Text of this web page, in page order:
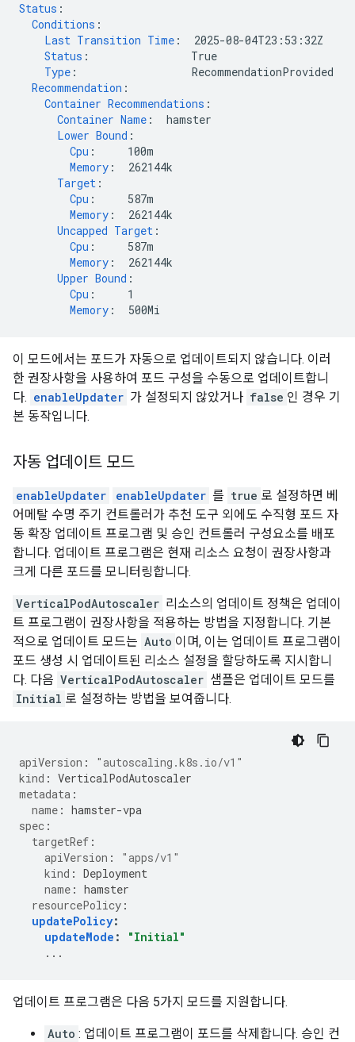
Status :
Conditions :
Last Transition Time :
2025-08-04T23:53:32Z
Status :
True
Type :
RecommendationProvided
Recommendation :
Container Recommendations :
Container Name :
hamster
Lower Bound :
Cpu :
100m
Memory :
262144k
Target :
Cpu :
587m
Memory :
262144k
Uncapped Target :
Cpu :
587m
Memory :
262144k
Upper Bound :
Cpu :
1
Memory : 500Mi
이 모드에서는 포드가 자동으로 업데이트되지 않습니다. 이러
한 권장사항을 사용하여 포드 구성을 수동으로 업데이트합니
다. enableUpdater 가 설정되지 않았거나 false 인 경우 기
본 동작입니다.
자동 업데이트 모드
enableUpdater enableUpdater 를 true 로 설정하면 베
어메탈 수명 주기 컨트롤러가 추천 도구 외에도 수직형 포드 자
동 확장 업데이트 프로그램 및 승인 컨트롤러 구성요소를 배포
합니다. 업데이트 프로그램은 현재 리소스 요청이 권장사항과
크게 다른 포드를 모니터링합니다.
VerticalPodAutoscaler 리소스의 업데이트 정책은 업데이
트 프로그램이 권장사항을 적용하는 방법을 지정합니다. 기본
적으로 업데이트 모드는 Auto 이며, 이는 업데이트 프로그램이
포드 생성 시 업데이트된 리소스 설정을 할당하도록 지시합니
다. 다음 VerticalPodAutoscaler 샘플은 업데이트 모드를
Initial 로 설정하는 방법을 보여줍니다.
apiVersion :
"autoscaling.k8s.io/v1"
kind : VerticalPodAutoscaler
metadata :
name : hamster-vpa
spec :
targetRef :
apiVersion :
"apps/v1"
kind : Deployment
name : hamster
resourcePolicy :
updatePolicy:
updateMode :
"Initial"
...
업데이트 프로그램은 다음 5가지 모드를 지원합니다.
Auto : 업데이트 프로그램이 포드를 삭제합니다. 승인 컨